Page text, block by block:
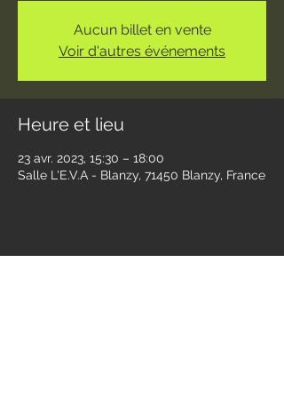
Aucun billet en vente
Voir d'autres événements
Heure et lieu
23 avr. 2023, 15:30 – 18:00
Salle L'E.V.A - Blanzy, 71450 Blanzy, France